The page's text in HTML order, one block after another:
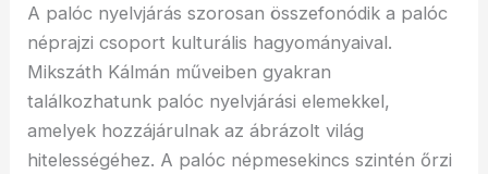
A palóc nyelvjárás szorosan összefonódik a palóc
néprajzi csoport kulturális hagyományaival.
Mikszáth Kálmán műveiben gyakran
találkozhatunk palóc nyelvjárási elemekkel,
amelyek hozzájárulnak az ábrázolt világ
hitelességéhez. A palóc népmesekincs szintén őrzi